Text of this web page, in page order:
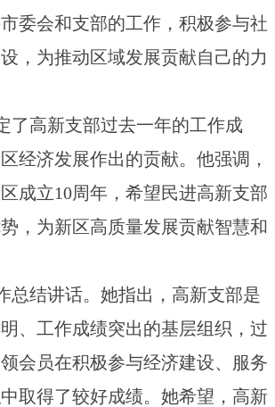
委会和支部的工作，积极参与社
，为推动区域发展贡献自己的力
了高新支部过去一年的工作成
经济发展作出的贡献。他强调，
成立10周年，希望民进高新支部
，为新区高质量发展贡献智慧和
总结讲话。她指出，高新支部是
、工作成绩突出的基层组织，过
会员在积极参与经济建设、服务
取得了较好成绩。她希望，高新